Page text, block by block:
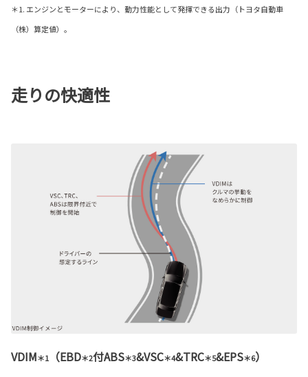
＊1. エンジンとモーターにより、動力性能として発揮できる出力（トヨタ自動車
（株）算定値）。
走りの快適性
VDIM＊1 （EBD＊2付ABS＊3&VSC＊4&TRC＊5&EPS＊6）